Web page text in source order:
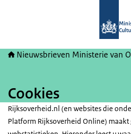
Nieuwsbrieven Ministerie van
Cookies
Rijksoverheid.nl (en websites die
Platform Rijksoverheid Online) maakt